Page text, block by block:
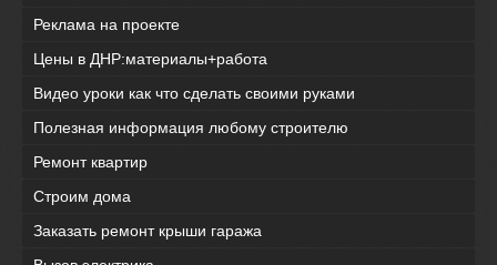
Реклама на проекте
Цены в ДНР:материалы+работа
Видео уроки как что сделать своими руками
Полезная информация любому строителю
Ремонт квартир
Строим дома
Заказать ремонт крыши гаража